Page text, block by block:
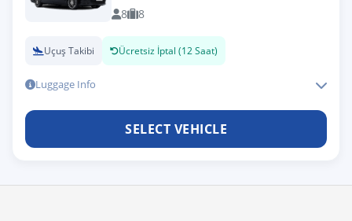
8 8
Uçuş Takibi Ücretsiz İptal (12 Saat)
Luggage Info
SELECT VEHICLE